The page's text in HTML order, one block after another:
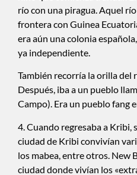
río con una piragua. Aquel
frontera con Guinea
era aún una colonia
ya independiente.
También recorría la orilla del
Después, iba a un pueblo
Campo). Era un pueblo fang
4. Cuando regresaba a Kribi,
ciudad de Kribi convivían
los mabea, entre otros. New
ciudad donde vivían los